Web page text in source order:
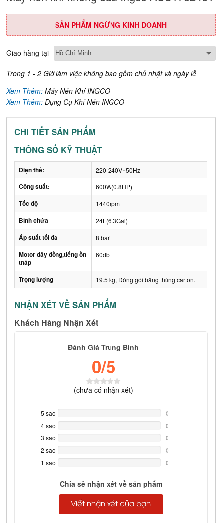
SẢN PHẨM NGỪNG KINH DOANH
Giao hàng tại
Trong 1 - 2 Giờ làm việc không bao gồm chủ nhật và ngày lễ
Xem Thêm:Máy Nén Khí INGCO
Xem Thêm:Dụng Cụ Khí Nén INGCO
CHI TIẾT SẢN PHẨM
THÔNG SỐ KỸ THUẬT
Điện thế: 220-240V~50Hz
Công suất: 600W(0.8HP)
Tốc độ 1440rpm
Bình chứa 24L(6.3Gal)
Áp suất tối đa 8 bar
Motor dây đồng,tiếng ồn
thấp
60db
Trọng lượng 19.5 kg, Đóng gói bằng thùng carton.
NHẬN XÉT VỀ SẢN PHẨM
Khách Hàng Nhận Xét
Đánh Giá Trung Bình
0/5
(chưa có nhận xét)
5 sao
Complete
0
4 sao
Complete
0
3 sao
Complete
0
2 sao
Complete
0
1 sao
0
Chia sẻ nhận xét về sản phẩm
Viết nhận xét của bạn